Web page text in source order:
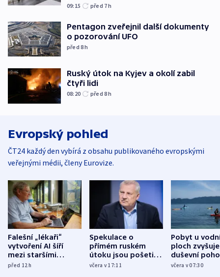
09:15 před 7h
Pentagon zveřejnil další dokumenty
o pozorování UFO
před 8h
Ruský útok na Kyjev a okolí zabil
čtyři lidi
08:20 před 8h
Evropský pohled
ČT24 každý den vybírá z obsahu publikovaného evropskými
veřejnými médii, členy Eurovize.
Falešní „lékaři“
vytvoření AI šíří
mezi staršími
Poláky nebezpečné
před 12h
Spekulace o
přímém ruském
útoku jsou pošetilé,
míní estonský
včera v 17:11
Pobyt u
ploch zvyšuje
duševní
ukázala
včera v 07:30